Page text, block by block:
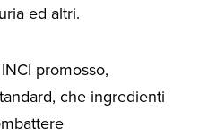
ed altri.
promosso,
che ingredienti